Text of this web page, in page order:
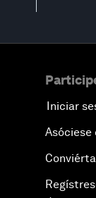
Iniciar
Asóciese